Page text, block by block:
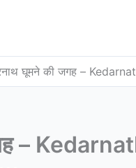
घूमने की जगह –
–